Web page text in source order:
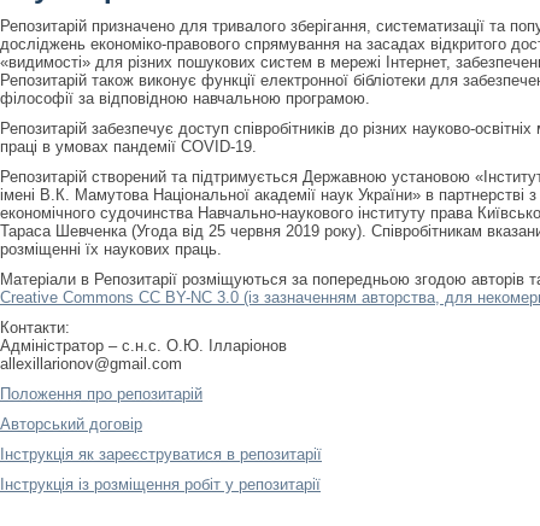
Репозитарій призначено для тривалого зберігання, систематизації та
досліджень економіко-правового спрямування на засадах відкритого
«видимості» для різних пошукових систем в мережі Інтернет,
Репозитарій також виконує функції електронної бібліотеки для
філософії за відповідною навчальною програмою.
Репозитарій забезпечує доступ співробітників до різних науково-
праці в умовах пандемії COVID-19.
Репозитарій створений та підтримується Державною установою
імені В.К. Мамутова Національної академії наук України» в
економічного судочинства Навчально-наукового інституту права
Тараса Шевченка (Угода від 25 червня 2019 року). Співробітникам
розміщенні їх наукових праць.
Матеріали в Репозитарії розміщуються за попередньою згодою авторів
Creative Commons CC BY-NC 3.0 (із зазначенням авторства, для
Контакти:
Адміністратор – с.н.с. О.Ю. Ілларіонов
allexillarionov@gmail.com
Положення про репозитарій
Авторський договір
Інструкція як зареєструватися в репозитарії
Інструкція із розміщення робіт у репозитарії